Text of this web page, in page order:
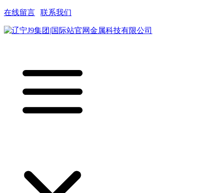
在线留言 联系我们